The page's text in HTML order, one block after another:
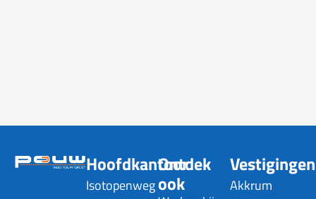
Hoofdkantoor
Isotopenweg
Ontdek
ook
Vestigingen
Akkrum